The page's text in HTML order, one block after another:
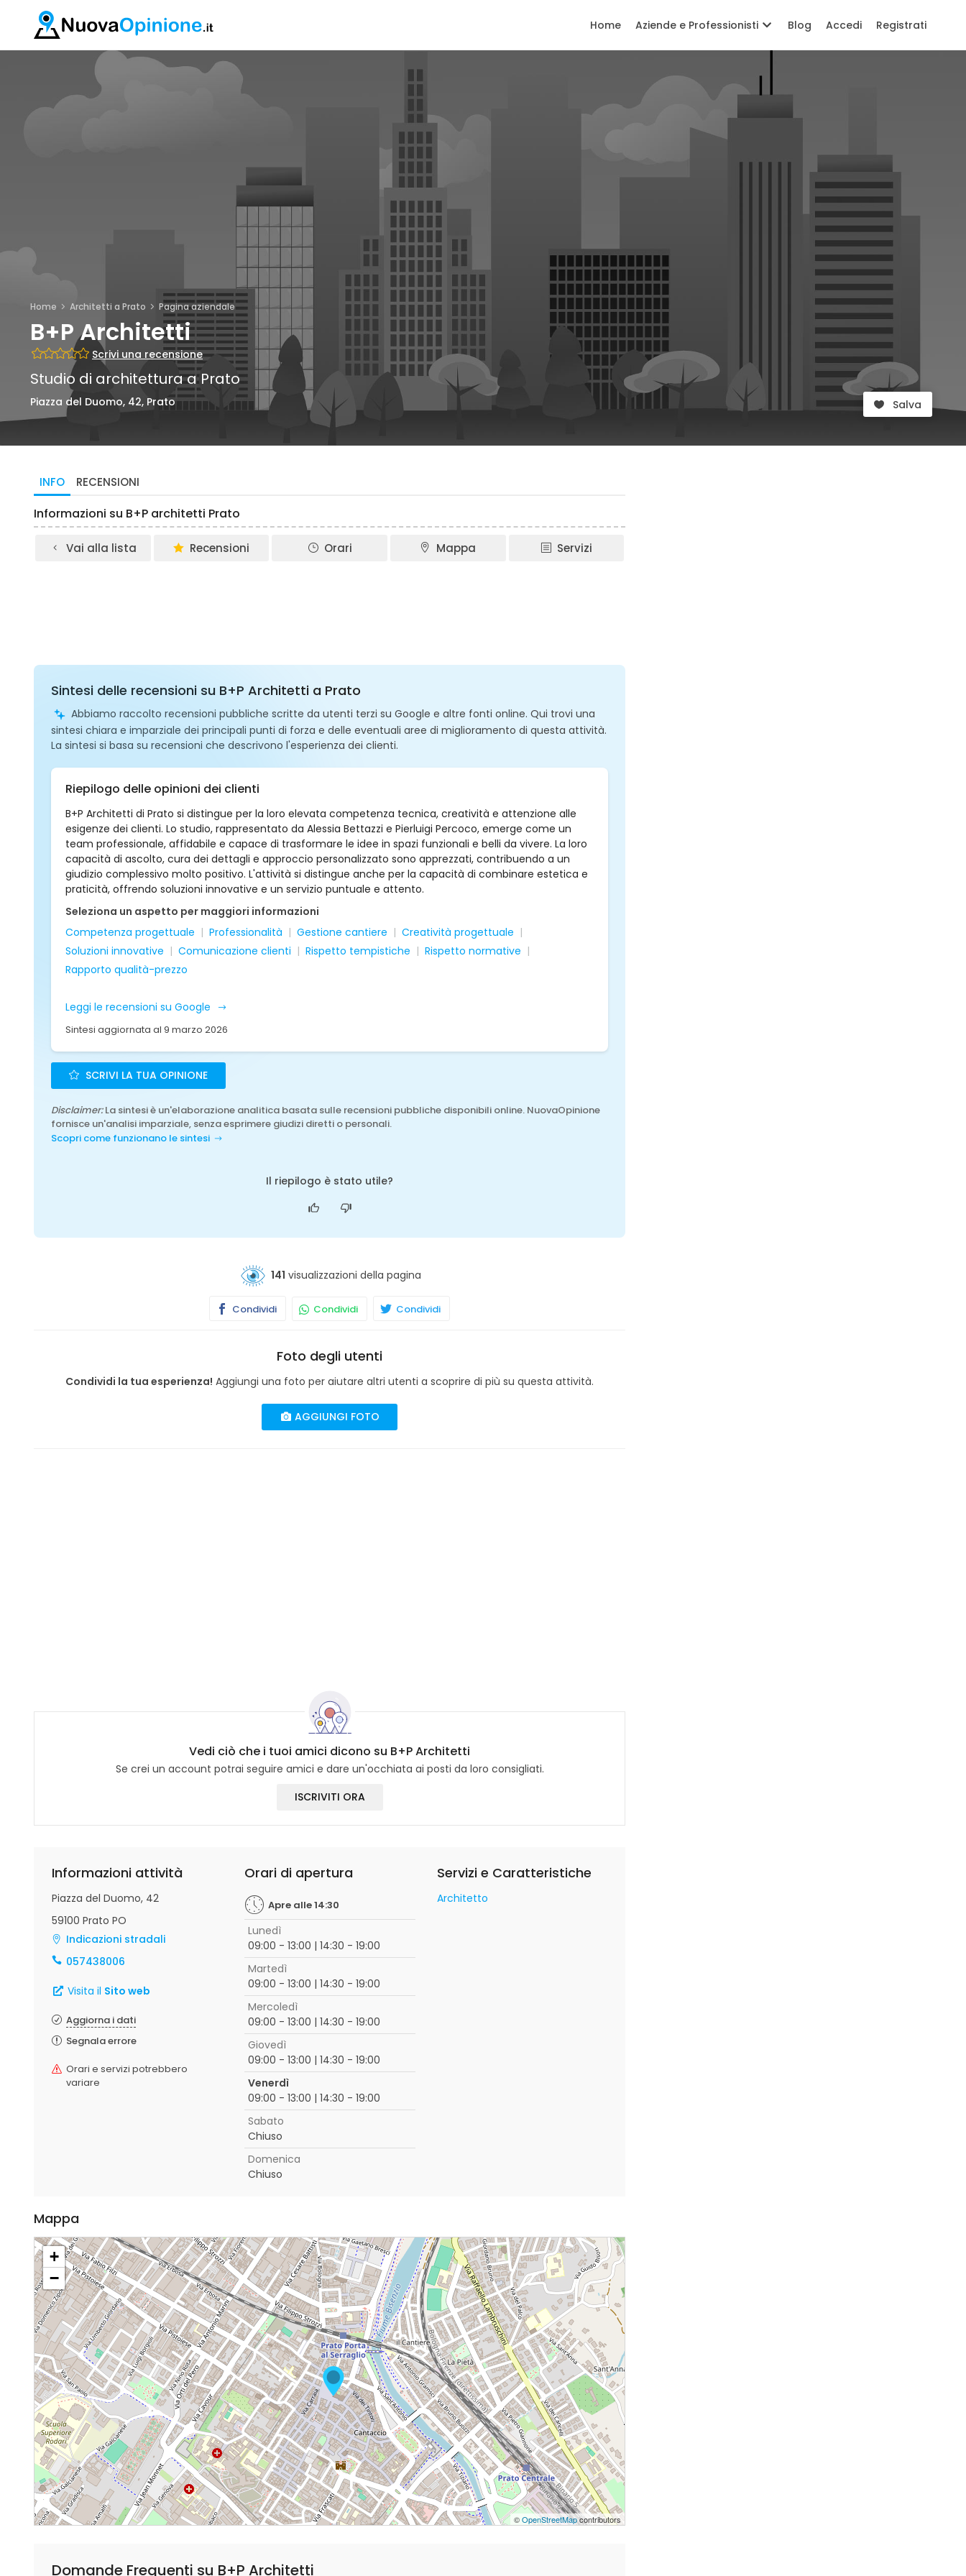
Home Aziende e Professionisti Blog Accedi Registrati
Home Architetti a Prato Pagina aziendale
B+P Architetti
Scrivi una recensione
Studio di architettura a Prato
Piazza del Duomo, 42, Prato Salva
INFO RECENSIONI
Informazioni su B+P architetti Prato
Vai alla lista Recensioni Orari Mappa Servizi
Sintesi delle recensioni su B+P Architetti a Prato
Abbiamo raccolto recensioni pubbliche scritte da utenti terzi su Google e altre fonti online. Qui trovi una
sintesi chiara e imparziale dei principali punti di forza e delle eventuali aree di miglioramento di questa attività.
La sintesi si basa su recensioni che descrivono l'esperienza dei clienti.
Riepilogo delle opinioni dei clienti
B+P Architetti di Prato si distingue per la loro elevata competenza tecnica, creatività e attenzione alle
esigenze dei clienti. Lo studio, rappresentato da Alessia Bettazzi e Pierluigi Percoco, emerge come un
team professionale, affidabile e capace di trasformare le idee in spazi funzionali e belli da vivere. La loro
capacità di ascolto, cura dei dettagli e approccio personalizzato sono apprezzati, contribuendo a un
giudizio complessivo molto positivo. L'attività si distingue anche per la capacità di combinare estetica e
praticità, offrendo soluzioni innovative e un servizio puntuale e attento.
Seleziona un aspetto per maggiori informazioni
Competenza progettuale
Professionalità Gestione cantiere
Creatività progettuale
Soluzioni innovative
Comunicazione clienti Rispetto tempistiche
Rispetto normative
Rapporto qualità-prezzo
Leggi le recensioni su Google
Sintesi aggiornata al 9 marzo 2026
SCRIVI LA TUA OPINIONE
Disclaimer:La sintesi è un'elaborazione analitica basata sulle recensioni pubbliche disponibili online. NuovaOpinione
fornisce un'analisi imparziale, senza esprimere giudizi diretti o personali.
Scopri come funzionano le sintesi
Il riepilogo è stato utile?
141 visualizzazioni della pagina
Condividi Condividi Condividi
Foto degli utenti
Condividi la tua esperienza! Aggiungi una foto per aiutare altri utenti a scoprire di più su questa attività.
AGGIUNGI FOTO
Vedi ciò che i tuoi amici dicono su B+P Architetti
Se crei un account potrai seguire amici e dare un'occhiata ai posti da loro consigliati.
ISCRIVITI ORA
Informazioni attività
Piazza del Duomo, 42
59100 Prato PO
Indicazioni stradali
057438006
Visita il Sito web
Aggiorna i dati
Segnala errore
Orari e servizi potrebbero
variare
Orari di apertura
Apre alle 14:30
Lunedì
09:00 - 13:00 | 14:30 - 19:00
Martedì
09:00 - 13:00 | 14:30 - 19:00
Mercoledì
09:00 - 13:00 | 14:30 - 19:00
Giovedì
09:00 - 13:00 | 14:30 - 19:00
Venerdì
09:00 - 13:00 | 14:30 - 19:00
Sabato
Chiuso
Domenica
Chiuso
Servizi e Caratteristiche
Architetto
Mappa
+
−
©OpenStreetMapcontributors
Domande Frequenti su B+P Architetti